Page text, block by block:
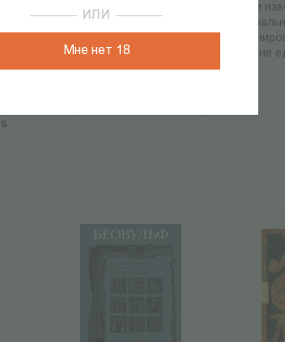
ИЛИ
Мне нет 18
в Стокгольмском университете. Самыми
Жана Поля Марата, представленные
Сада», «Дознание» и «Хёльдерлин»,
«Микро-роман» «Тень тела кучера», едва ли не
Suhrkamp в 1960 г.